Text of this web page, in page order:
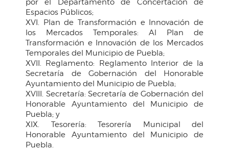
Espacios Públicos;
XVI. Plan de Transformación e Innovación de
los Mercados Temporales: Al Plan de
Transformación e Innovación de los Mercados
Temporales del Municipio de Puebla;
XVII. Reglamento: Reglamento Interior de la
Secretaría de Gobernación del Honorable
Ayuntamiento del Municipio de Puebla;
XVIII. Secretaría: Secretaría de Gobernación del
Honorable Ayuntamiento del Municipio de
Puebla; y
XIX. Tesorería: Tesorería Municipal del
Honorable Ayuntamiento del Municipio de
Puebla.